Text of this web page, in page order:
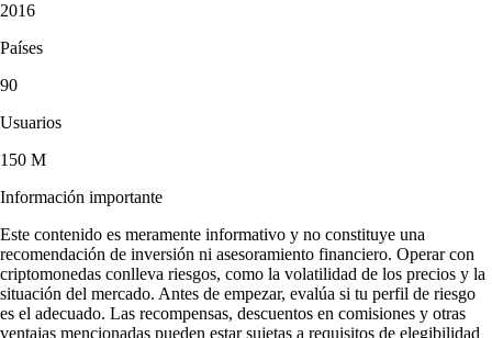
2016
Países
90
Usuarios
150 M
Información importante
Este contenido es meramente informativo y no constituye una
recomendación de inversión ni asesoramiento financiero. Operar con
criptomonedas conlleva riesgos, como la volatilidad de los precios y la
situación del mercado. Antes de empezar, evalúa si tu perfil de riesgo
es el adecuado. Las recompensas, descuentos en comisiones y otras
ventajas mencionadas pueden estar sujetas a requisitos de elegibilidad